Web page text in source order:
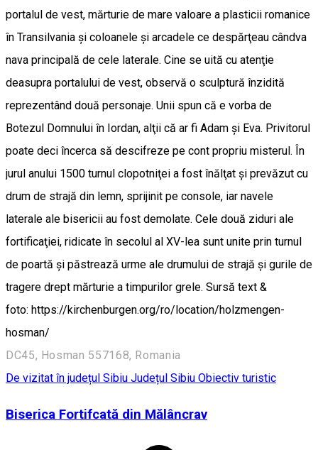
portalul de vest, mărturie de mare valoare a plasticii romanice
în Transilvania şi coloanele şi arcadele ce despărţeau cândva
nava principală de cele laterale. Cine se uită cu atenţie
deasupra portalului de vest, observă o sculptură înzidită
reprezentând două personaje. Unii spun că e vorba de
Botezul Domnului în Iordan, alţii că ar fi Adam şi Eva. Privitorul
poate deci încerca să descifreze pe cont propriu misterul. În
jurul anului 1500 turnul clopotniţei a fost înălţat şi prevăzut cu
drum de strajă din lemn, sprijinit pe console, iar navele
laterale ale bisericii au fost demolate. Cele două ziduri ale
fortificaţiei, ridicate în secolul al XV-lea sunt unite prin turnul
de poartă şi păstrează urme ale drumului de strajă şi gurile de
tragere drept mărturie a timpurilor grele. Sursă text &
foto: https://kirchenburgen.org/ro/location/holzmengen-
hosman/
DC45, Hosman 557168, Romania
De vizitat în județul Sibiu Județul Sibiu Obiectiv turistic
Biserica Fortifcată din Mălâncrav